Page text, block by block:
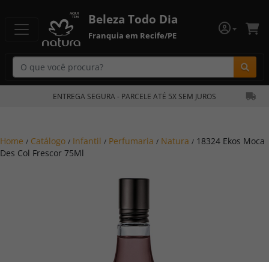
Beleza Todo Dia
Franquia em Recife/PE
ENTREGA SEGURA - PARCELE ATÉ 5X SEM JUROS
Home / Catálogo / Infantil / Perfumaria / Natura / 18324 Ekos Moca
Des Col Frescor 75Ml